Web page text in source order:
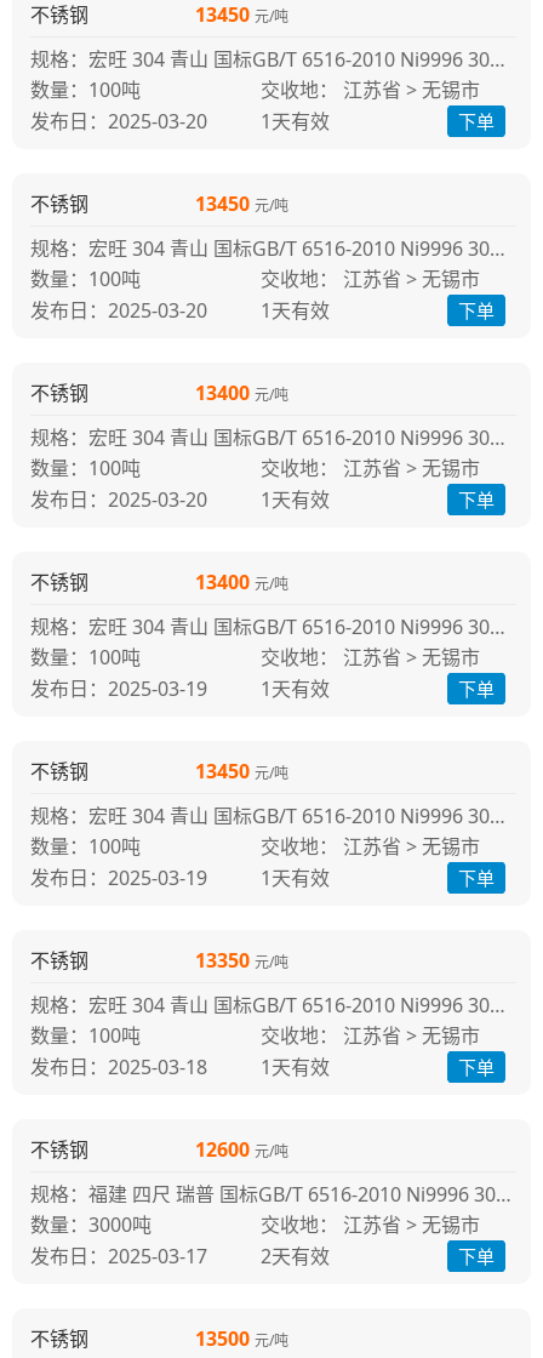
不锈钢 13450 元/吨
发布日：2025-03-20
规格：宏旺 304 青山 国标GB/T 6516-2010 Ni9996 304冷轧
下单
100吨
交收地： 江苏省 > 无锡市
1天有效
不锈钢 13450 元/吨
发布日：2025-03-20
规格：宏旺 304 青山 国标GB/T 6516-2010 Ni9996 304冷轧
下单
100吨
交收地： 江苏省 > 无锡市
1天有效
不锈钢 13400 元/吨
发布日：2025-03-20
规格：宏旺 304 青山 国标GB/T 6516-2010 Ni9996 304冷轧
下单
100吨
交收地： 江苏省 > 无锡市
1天有效
不锈钢 13400 元/吨
发布日：2025-03-19
规格：宏旺 304 青山 国标GB/T 6516-2010 Ni9996 304冷轧
下单
100吨
交收地： 江苏省 > 无锡市
1天有效
不锈钢 13450 元/吨
发布日：2025-03-19
规格：宏旺 304 青山 国标GB/T 6516-2010 Ni9996 304冷轧
下单
100吨
交收地： 江苏省 > 无锡市
1天有效
不锈钢 13350 元/吨
发布日：2025-03-18
规格：宏旺 304 青山 国标GB/T 6516-2010 Ni9996 304冷轧
下单
100吨
交收地： 江苏省 > 无锡市
1天有效
不锈钢 12600 元/吨
发布日：2025-03-17
规格：福建 四尺 瑞普 国标GB/T 6516-2010 Ni9996 304冷轧
下单
3000吨
交收地： 江苏省 > 无锡市
2天有效
不锈钢 13500 元/吨